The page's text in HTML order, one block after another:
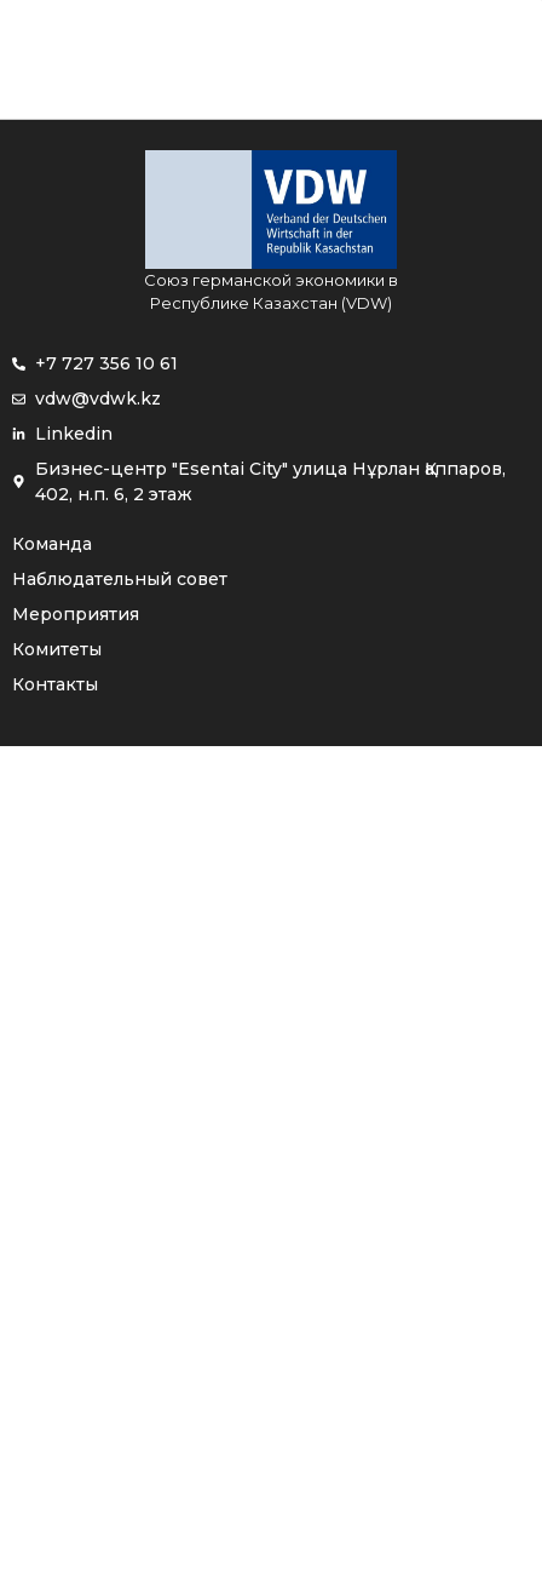
Союз германской экономики в
Республике Казахстан (VDW)
+7 727 356 10 61
vdw@vdwk.kz
Linkedin
Бизнес-центр "Esentai City" улица Нұрлан Қаппаров,
402, н.п. 6, 2 этаж
Команда
Наблюдательный совет
Мероприятия
Комитеты
Контакты